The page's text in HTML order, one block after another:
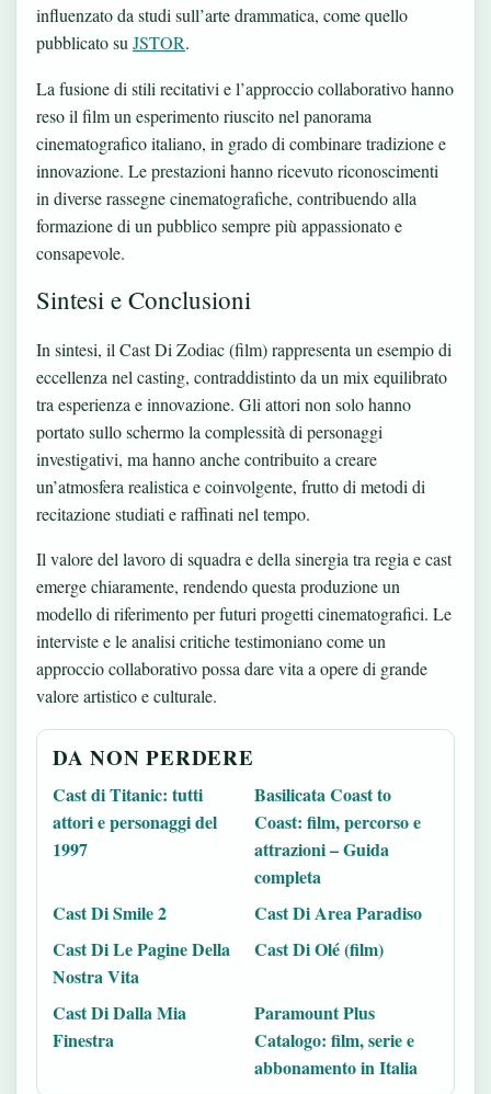
influenzato da studi sull’arte drammatica, come quello
pubblicato su JSTOR.
La fusione di stili recitativi e l’approccio collaborativo hanno
reso il film un esperimento riuscito nel panorama
cinematografico italiano, in grado di combinare tradizione e
innovazione. Le prestazioni hanno ricevuto riconoscimenti
in diverse rassegne cinematografiche, contribuendo alla
formazione di un pubblico sempre più appassionato e
consapevole.
Sintesi e Conclusioni
In sintesi, il Cast Di Zodiac (film) rappresenta un esempio di
eccellenza nel casting, contraddistinto da un mix equilibrato
tra esperienza e innovazione. Gli attori non solo hanno
portato sullo schermo la complessità di personaggi
investigativi, ma hanno anche contribuito a creare
un’atmosfera realistica e coinvolgente, frutto di metodi di
recitazione studiati e raffinati nel tempo.
Il valore del lavoro di squadra e della sinergia tra regia e cast
emerge chiaramente, rendendo questa produzione un
modello di riferimento per futuri progetti cinematografici. Le
interviste e le analisi critiche testimoniano come un
approccio collaborativo possa dare vita a opere di grande
valore artistico e culturale.
DA NON PERDERE
Cast di Titanic: tutti
attori e personaggi del
1997
Basilicata Coast to
Coast: film, percorso e
attrazioni – Guida
completa
Cast Di Smile 2
Cast Di Area Paradiso
Cast Di Le Pagine Della
Nostra Vita
Cast Di Olé (film)
Cast Di Dalla Mia
Finestra
Paramount Plus
Catalogo: film, serie e
abbonamento in Italia